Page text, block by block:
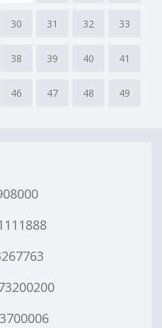
30 31 32 33
38 39 40 41
46 47 48 49